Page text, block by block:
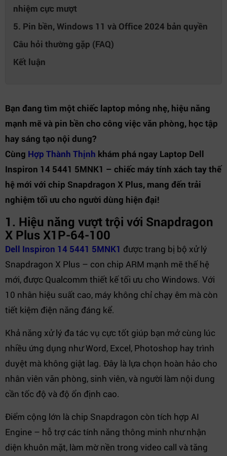
nhiệm cực mượt
5. Pin bền, Windows 11 và Office 2024 bản quyền
Câu hỏi thường gặp (FAQ)
Kết luận
Bạn đang tìm một chiếc laptop mỏng nhẹ, hiệu năng
mạnh mẽ và pin bền cho công việc văn phòng, học tập
hay sáng tạo nội dung?
Cùng Hợp Thành Thịnh khám phá ngay Laptop Dell
Inspiron 14 5441 5MNK1 – chiếc máy tính xách tay thế
hệ mới với chip Snapdragon X Plus, mang đến trải
nghiệm tối ưu cho người dùng hiện đại!
1. Hiệu năng vượt trội với Snapdragon
X Plus X1P-64-100
Dell Inspiron 14 5441 5MNK1 được trang bị bộ xử lý
Snapdragon X Plus – con chip ARM mạnh mẽ thế hệ
mới, được Qualcomm thiết kế tối ưu cho Windows. Với
10 nhân hiệu suất cao, máy không chỉ chạy êm mà còn
tiết kiệm điện năng đáng kể.
Khả năng xử lý đa tác vụ cực tốt giúp bạn mở cùng lúc
nhiều ứng dụng như Word, Excel, Photoshop hay trình
duyệt mà không giật lag. Đây là lựa chọn hoàn hảo cho
nhân viên văn phòng, sinh viên, và người làm nội dung
cần tốc độ và độ ổn định cao.
Điểm cộng lớn là chip Snapdragon còn tích hợp AI
Engine – hỗ trợ các tính năng thông minh như nhận
diện khuôn mặt, làm mờ nền trong video call và tăng